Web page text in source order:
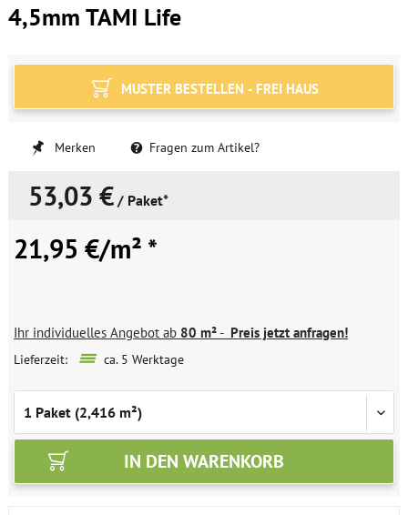
4,5mm TAMI Life
MUSTER BESTELLEN - FREI HAUS
Merken Fragen zum Artikel?
53,03 € / Paket*
21,95 €/m² *
Ihr individuelles Angebot ab 80 m²- Preis jetzt anfragen!
Lieferzeit: ca. 5 Werktage
IN DEN WARENKORB